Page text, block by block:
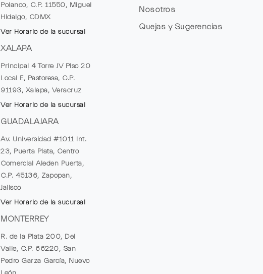
Polanco, C.P. 11550, Miguel
Hidalgo, CDMX
Ver Horario de la sucursal
XALAPA
Principal 4 Torre JV Piso 20
Local E, Pastoresa, C.P.
91193, Xalapa, Veracruz
Ver Horario de la sucursal
GUADALAJARA
Av. Universidad #1011 Int.
23, Puerta Plata, Centro
Comercial Aleden Puerta,
C.P. 45136, Zapopan,
Jalisco
Ver Horario de la sucursal
MONTERREY
R. de la Plata 200, Del
Valle, C.P. 66220, San
Pedro Garza García, Nuevo
Nosotros
Quejas y Sugerencias